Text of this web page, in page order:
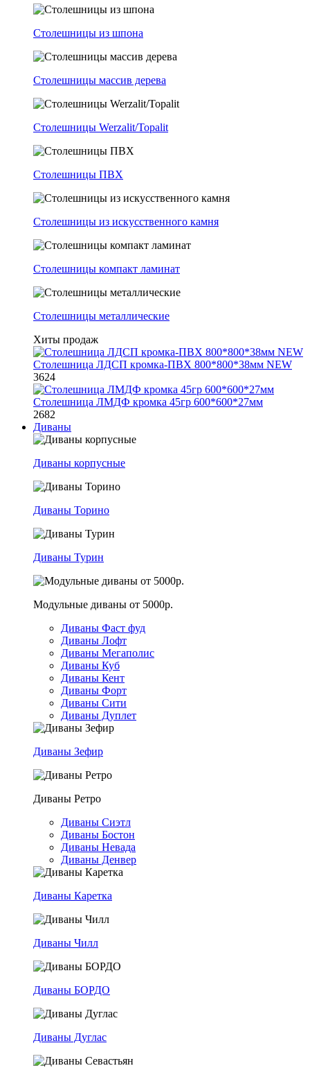
Столешницы из шпона
Столешницы массив дерева
Столешницы Werzalit/Topalit
Столешницы ПВХ
Столешницы из искусственного камня
Столешницы компакт ламинат
Столешницы металлические
Хиты продаж
Столешница ЛДСП кромка-ПВХ 800*800*38мм NEW
3624
Столешница ЛМДФ кромка 45гр 600*600*27мм
2682
Диваны
Диваны корпусные
Диваны Торино
Диваны Турин
Модульные диваны от 5000р.
Диваны Фаст фуд
Диваны Лофт
Диваны Мегаполис
Диваны Куб
Диваны Кент
Диваны Форт
Диваны Сити
Диваны Дуплет
Диваны Зефир
Диваны Ретро
Диваны Сиэтл
Диваны Бостон
Диваны Невада
Диваны Денвер
Диваны Каретка
Диваны Чилл
Диваны БОРДО
Диваны Дуглас